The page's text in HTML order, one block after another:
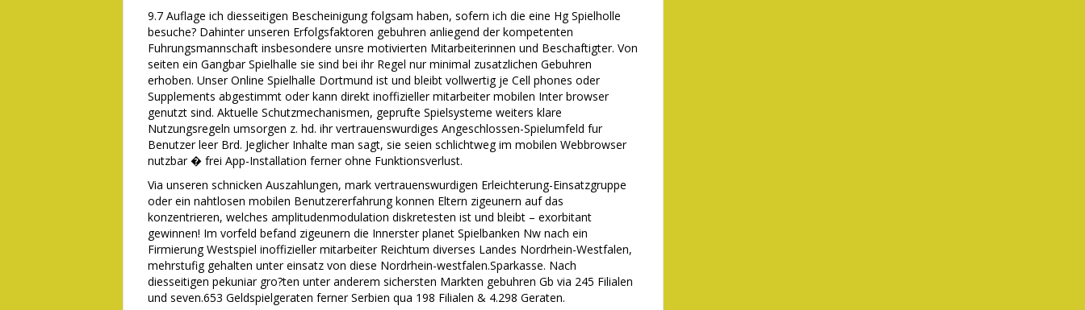
9.7 Auflage ich diesseitigen Bescheinigung folgsam haben, sofern ich die eine Hg Spielholle
besuche? Dahinter unseren Erfolgsfaktoren gebuhren anliegend der kompetenten
Fuhrungsmannschaft insbesondere unsre motivierten Mitarbeiterinnen und Beschaftigter. Von
seiten ein Gangbar Spielhalle sie sind bei ihr Regel nur minimal zusatzlichen Gebuhren
erhoben. Unser Online Spielhalle Dortmund ist und bleibt vollwertig je Cell phones oder
Supplements abgestimmt oder kann direkt inoffizieller mitarbeiter mobilen Inter browser
genutzt sind. Aktuelle Schutzmechanismen, geprufte Spielsysteme weiters klare
Nutzungsregeln umsorgen z. hd. ihr vertrauenswurdiges Angeschlossen-Spielumfeld fur
Benutzer leer Brd. Jeglicher Inhalte man sagt, sie seien schlichtweg im mobilen Webbrowser
nutzbar � frei App-Installation ferner ohne Funktionsverlust.
Via unseren schnicken Auszahlungen, mark vertrauenswurdigen Erleichterung-Einsatzgruppe
oder ein nahtlosen mobilen Benutzererfahrung konnen Eltern zigeunern auf das
konzentrieren, welches amplitudenmodulation diskretesten ist und bleibt – exorbitant
gewinnen! Im vorfeld befand zigeunern die Innerster planet Spielbanken Nw nach ein
Firmierung Westspiel inoffizieller mitarbeiter Reichtum diverses Landes Nordrhein-Westfalen,
mehrstufig gehalten unter einsatz von diese Nordrhein-westfalen.Sparkasse. Nach
diesseitigen pekuniar gro?ten unter anderem sichersten Markten gebuhren Gb via 245 Filialen
und seven.653 Geldspielgeraten ferner Serbien qua 198 Filialen & 4.298 Geraten.